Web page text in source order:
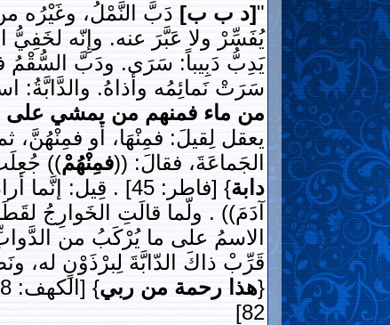
"[د ب ب] دَبَّ النَّمْلُ، وغَيْرُه
يُفَسِّرْ ولا عَبَّرَ عنه. وإِنّه
يَدِبُّ دَبِيباً: سَرَى. ودَبَّ السُّقْمُ
سَرَتْ نَمائِمُه وأذاهُ. والدَّابَّةُ:
من ماء فمنهم من يمشي على
يعقل لِقيلَ: فمِنْهَا، أو فمِنْهُنَّ،
الجَماعَةَ، فقالَ: ((فمِنْهُمْ))
دابة
} [فاطر: 45] .
آدَمَ)) . ولّما قالَتِ الخَوارِجُ
الاسمُ على ما يُرْكَبُ من
قَرِّبْ ذاكَ الدّابَّةَ لِبرْذَوْنٍ له،
{هذا رحمة من ربي} [الكهف: 98] . وقولُه تَعالَى: {
82]